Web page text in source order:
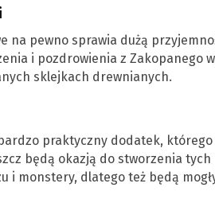
na pewno sprawia dużą
i pozdrowienia z Zakopanego
sklejkach drewnianych.
praktyczny dodatek,
będą okazją do stworzenia
monstery, dlatego też będą